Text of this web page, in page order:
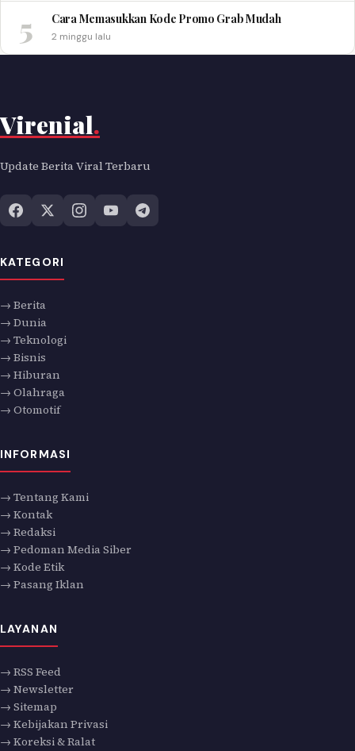
5 Cara Memasukkan Kode Promo Grab Mudah
2 minggu lalu
Virenial.
Update Berita Viral Terbaru
KATEGORI
→ Berita
→ Dunia
→ Teknologi
→ Bisnis
→ Hiburan
→ Olahraga
→ Otomotif
INFORMASI
→ Tentang Kami
→ Kontak
→ Redaksi
→ Pedoman Media Siber
→ Kode Etik
→ Pasang Iklan
LAYANAN
→ RSS Feed
→ Newsletter
→ Sitemap
→ Kebijakan Privasi
→ Koreksi & Ralat